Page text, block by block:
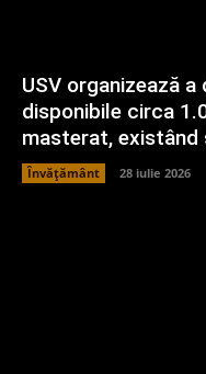
USV organizează
disponibile circa
masterat,
Învățământ 28 iulie 2026